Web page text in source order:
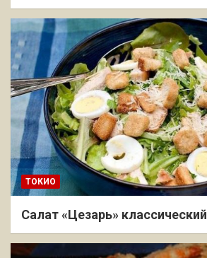
ТОКИО
Салат «Цезарь» классический